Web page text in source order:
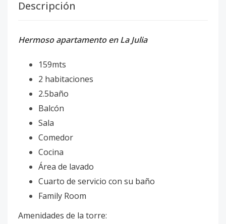
Descripción
Hermoso apartamento en La Julia
159mts
2 habitaciones
2.5baño
Balcón
Sala
Comedor
Cocina
Área de lavado
Cuarto de servicio con su baño
Family Room
Amenidades de la torre: